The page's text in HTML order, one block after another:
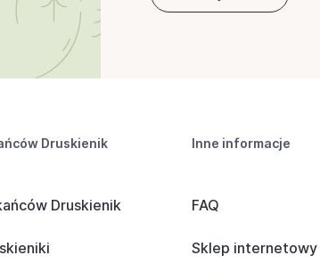
Druskienik
Druskienik
Inne informacje
FAQ
Sklep internetowy